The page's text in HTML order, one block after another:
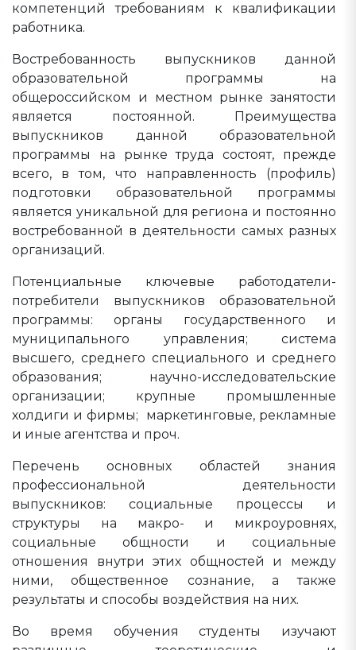
компетенций требованиям к квалификации
работника.
Востребованность выпускников данной
образовательной программы на
общероссийском и местном рынке занятости
является постоянной. Преимущества
выпускников данной образовательной
программы на рынке труда состоят, прежде
всего, в том, что направленность (профиль)
подготовки образовательной программы
является уникальной для региона и постоянно
востребованной в деятельности самых разных
организаций.
Потенциальные ключевые работодатели-
потребители выпускников образовательной
программы: органы государственного и
муниципального управления; система
высшего, среднего специального и среднего
образования; научно-исследовательские
организации; крупные промышленные
холдиги и фирмы; маркетинговые, рекламные
и иные агентства и проч.
Перечень основных областей знания
профессиональной деятельности
выпускников: социальные процессы и
структуры на макро- и микроуровнях,
социальные общности и социальные
отношения внутри этих общностей и между
ними, общественное сознание, а также
результаты и способы воздействия на них.
Во время обучения студенты изучают